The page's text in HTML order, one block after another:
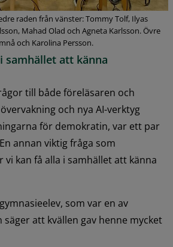
raden från vänster: Tommy Tolf, Ilyas
Mahad Olad och Agneta Karlsson. Övre
och Karolina Persson.
samhället att känna
till både föreläsaren och
och nya AI-verktyg
för demokratin, var ett par
annan viktig fråga som
vi kan få alla i samhället att känna
som var en av
att kvällen gav henne mycket